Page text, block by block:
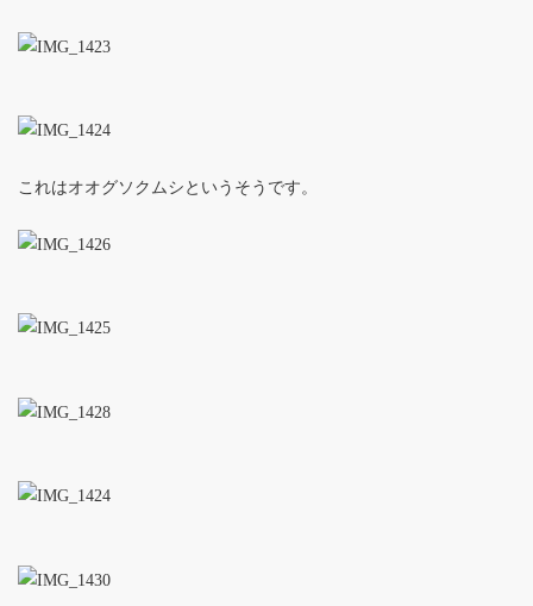
これはオオグソクムシというそうです。